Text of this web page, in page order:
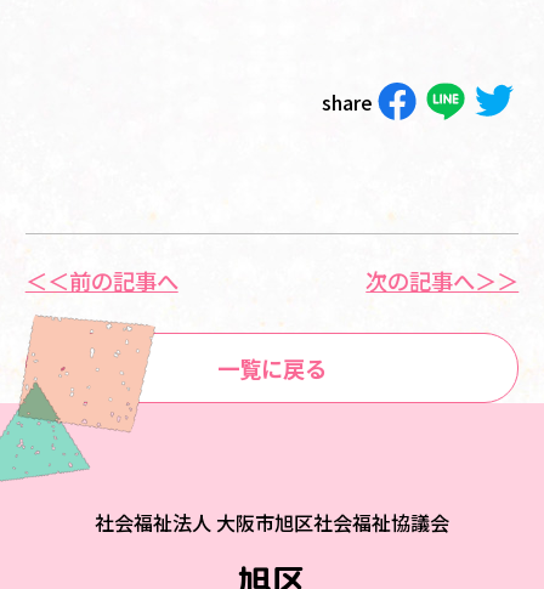
share
＜＜前の記事へ
一覧に戻る
次の記事へ＞＞
社会福祉法人 大阪市旭区社会福祉協議会